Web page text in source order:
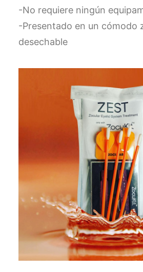
-No requiere ningún
-Presentado en un cómodo
desechable